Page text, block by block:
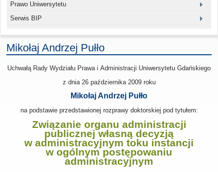
Prawo Uniwersytetu
Serwis BIP
Mikołaj Andrzej Pułło
Uchwałą Rady Wydziału Prawa i Administracji Uniwersytetu Gdańskiego
z dnia 26 października 2009roku
Mikołaj Andrzej Pułło
na podstawie przedstawionej rozprawy doktorskiej pod tytułem:
Związanie organu administracji
publicznej własną decyzją
w administracyjnym toku instancji
w ogólnym postępowaniu
administracyjnym